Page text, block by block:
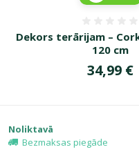
Dekors terārijam –
120 cm
Cena
34,99 €
Noliktavā
Bezmaksas piegāde